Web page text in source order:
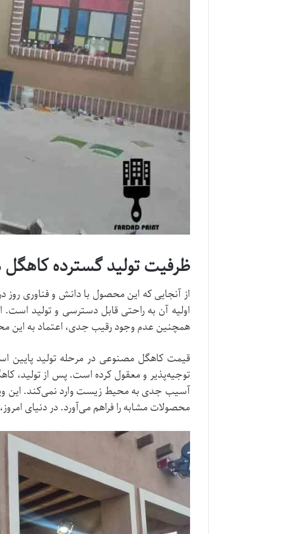
ظرفیت تولید گسترده
از آنجایی که این محصول با دانش و فناوری
اولیه آن به راحتی قابل دسترسی و تولید
همچنین عدم وجود رقیب جدی، اعتماد به این
قیمت کاهگل مصنوعی در مرحله تولید پایین
توجیه‌پذیر و معقول کرده است. پس از
آسیب جدی به محیط زیست وارد نمی‌کند. این
محصولات مشابه را فراهم می‌آورد. در دنیای